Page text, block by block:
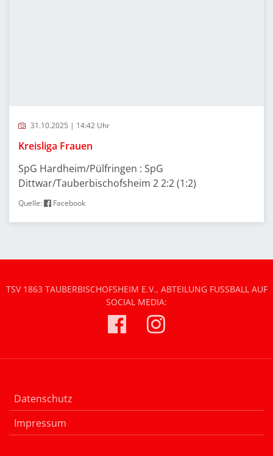
31.10.2025 | 14:42 Uhr
Kreisliga Frauen
SpG Hardheim/Pülfringen : SpG
Dittwar/Tauberbischofsheim 2 2:2 (1:2)
Quelle: Facebook
TSV 1863 TAUBERBISCHOFSHEIM E.V., ABTEILUNG FUSSBALL AUF S
OCIAL MEDIA:
Datenschutz
Impressum